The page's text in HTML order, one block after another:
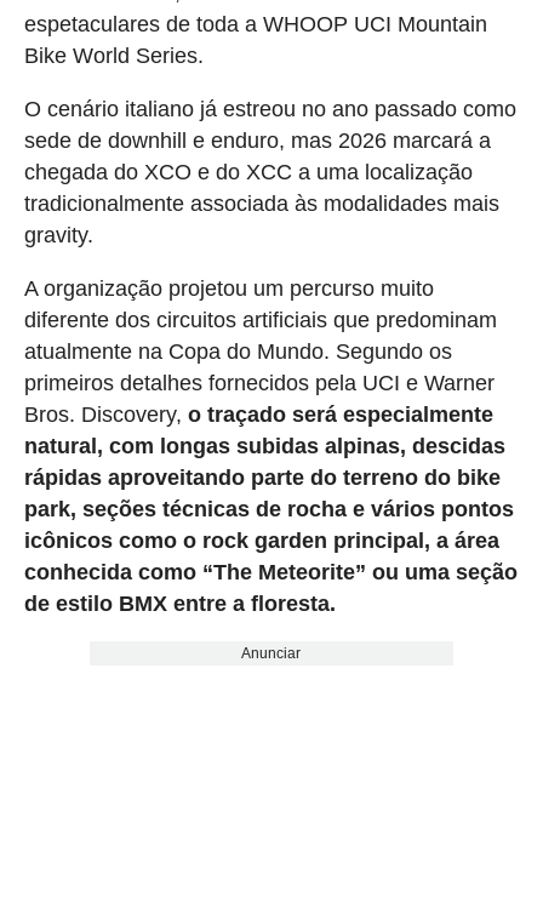
espetaculares de toda a WHOOP UCI Mountain
Bike World Series.
O cenário italiano já estreou no ano passado como
sede de downhill e enduro, mas 2026 marcará a
chegada do XCO e do XCC a uma localização
tradicionalmente associada às modalidades mais
gravity.
A organização projetou um percurso muito
diferente dos circuitos artificiais que predominam
atualmente na Copa do Mundo. Segundo os
primeiros detalhes fornecidos pela UCI e Warner
Bros. Discovery, o traçado será especialmente
natural, com longas subidas alpinas, descidas
rápidas aproveitando parte do terreno do bike
park, seções técnicas de rocha e vários pontos
icônicos como o rock garden principal, a área
conhecida como “The Meteorite” ou uma seção
de estilo BMX entre a floresta.
Anunciar